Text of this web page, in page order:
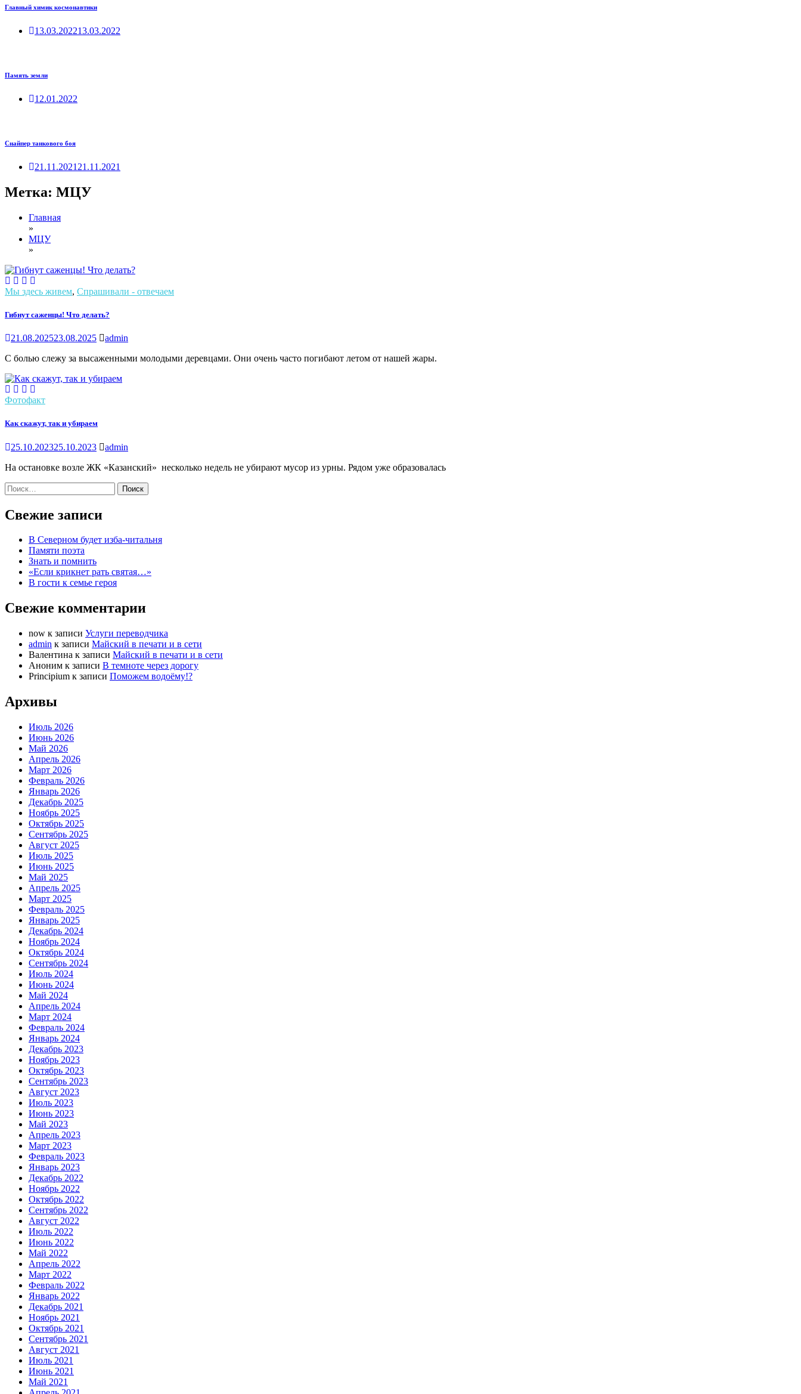
Главный химик космонавтики
13.03.202213.03.2022
Память земли
12.01.2022
Снайпер танкового боя
21.11.2021 21.11.2021
Метка: МЦУ
Главная
»
МЦУ
»
Мы здесь живем, Спрашивали - отвечаем
Гибнут саженцы! Что делать?
21.08.202523.08.2025
admin
С болью слежу за высаженными молодыми деревцами. Они очень часто погибают летом от нашей жары.
Фотофакт
Как скажут, так и убираем
25.10.202325.10.2023
admin
На остановке возле ЖК «Казанский» несколько недель не убирают мусор из урны. Рядом уже образовалась
Найти:
Свежие записи
В Северном будет изба-читальня
Памяти поэта
Знать и помнить
«Если крикнет рать святая…»
В гости к семье героя
Свежие комментарии
now к записи Услуги переводчика
admin к записи Майский в печати и в сети
Валентина к записи Майский в печати и в сети
Аноним к записи В темноте через дорогу
Principium к записи Поможем водоёму!?
Архивы
Июль 2026
Июнь 2026
Май 2026
Апрель 2026
Март 2026
Февраль 2026
Январь 2026
Декабрь 2025
Ноябрь 2025
Октябрь 2025
Сентябрь 2025
Август 2025
Июль 2025
Июнь 2025
Май 2025
Апрель 2025
Март 2025
Февраль 2025
Январь 2025
Декабрь 2024
Ноябрь 2024
Октябрь 2024
Сентябрь 2024
Июль 2024
Июнь 2024
Май 2024
Апрель 2024
Март 2024
Февраль 2024
Январь 2024
Декабрь 2023
Ноябрь 2023
Октябрь 2023
Сентябрь 2023
Август 2023
Июль 2023
Июнь 2023
Май 2023
Апрель 2023
Март 2023
Февраль 2023
Январь 2023
Декабрь 2022
Ноябрь 2022
Октябрь 2022
Сентябрь 2022
Август 2022
Июль 2022
Июнь 2022
Май 2022
Апрель 2022
Март 2022
Февраль 2022
Январь 2022
Декабрь 2021
Ноябрь 2021
Октябрь 2021
Сентябрь 2021
Август 2021
Июль 2021
Июнь 2021
Май 2021